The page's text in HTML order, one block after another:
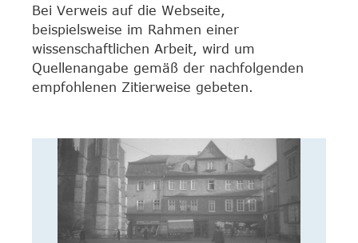
Bei Verweis auf die Webseite,
beispielsweise im Rahmen einer
wissenschaftlichen Arbeit, wird um
Quellenangabe gemäß der nachfolgenden
empfohlenen Zitierweise gebeten.